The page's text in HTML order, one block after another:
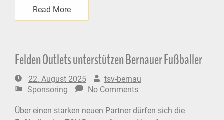
Read More
Felden Outlets unterstützen Bernauer Fußballer
22. August 2025
tsv-bernau
Sponsoring
No Comments
Über einen starken neuen Partner dürfen sich die